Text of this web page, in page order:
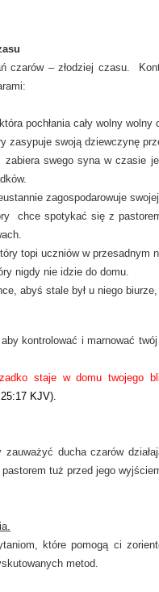
czarów – złodziej czasu.
pochłania cały wolny wolny
zasypuje swoją dziewczynę
swego syna w czasie
zagospodarowuje
chce spotykać się z
topi uczniów w przesadnym
nigdy nie idzie do domu.
abyś stale był u niego biurze,
kontrolować i marnować
staje w domu twojego
KJV).
zauważyć ducha czarów
tuż przed jego
które pomogą ci
metod.